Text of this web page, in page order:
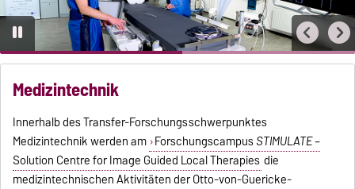
Medizintechnik
Innerhalb des Transfer-Forschungsschwerpunktes
Medizintechnik werden am ForschungscampusSTIMULATE–
Solution Centre for Image Guided Local Therapies die
medizintechnischen Aktivitäten der Otto-von-Guericke-